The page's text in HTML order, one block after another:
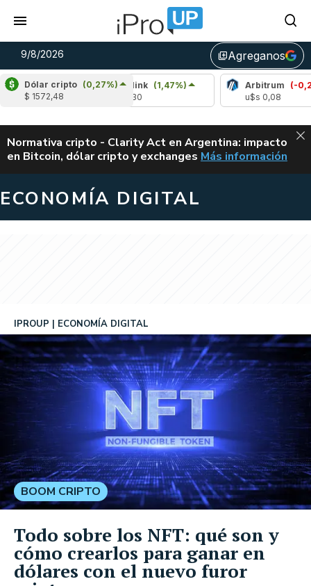
9/8/2026 library_addAgreganos
Dólar cripto (0,27%)
$ 1572,48
Chainlink (1,47%)
u$s 8,30
Arbitrum (-0,27%)
ALERTA
Normativa cripto - Clarity Act en Argentina: impacto
en Bitcoin, dólar cripto y exchanges CLARITY ACT EN
Más información
ECONOMÍA DIGITAL
IPROUP ECONOMÍA DIGITAL
BOOM CRIPTO
Todo sobre los NFT: qué son y
cómo crearlos para ganar en
dólares con el nuevo furor